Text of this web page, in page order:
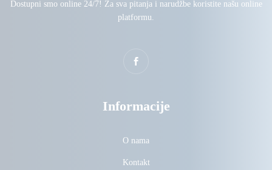
Dostupni smo online 24/7! Za sva pitanja i narudžbe koristite našu online
platformu.
Informacije
O nama
Kontakt